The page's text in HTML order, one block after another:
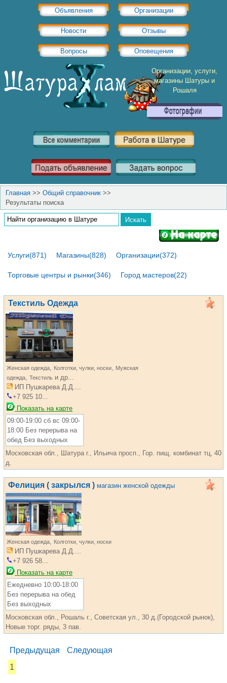
Объявления Организации
Новости Отзывы
Вопросы Оповещения
Организации, услуги,
магазины Шатуры и
Рошаля
Главная >> Общий справочник >>
Результаты поиска
Услуги(871) Магазины(828) Организации(372)
Торговые центры и рынки(346) Город мастеров(22)
Текстиль Одежда
Женская одежда, Колготки, чулки, носки, Мужская
одежда, Текстиль и др...
ИП Пушкарева Д.Д....
+7 925 10...
Показать на карте
09:00-19:00 сб вс 09:00-
18:00 Без перерыва на
обед Без выходных
Московская обл., Шатура г., Ильича просп., Гор. пищ. комбинат тц, 40
д.
Фелиция ( закрылся ) магазин женской одежды
Женская одежда, Колготки, чулки, носки
ИП Пушкарева Д.Д....
+7 926 58...
Показать на карте
Ежедневно 10:00-18:00
Без перерыва на обед
Без выходных
Московская обл., Рошаль г., Советская ул., 30 д.(Городской рынок),
Новые торг. ряды, 3 пав.
Предыдущая
Следующая
1